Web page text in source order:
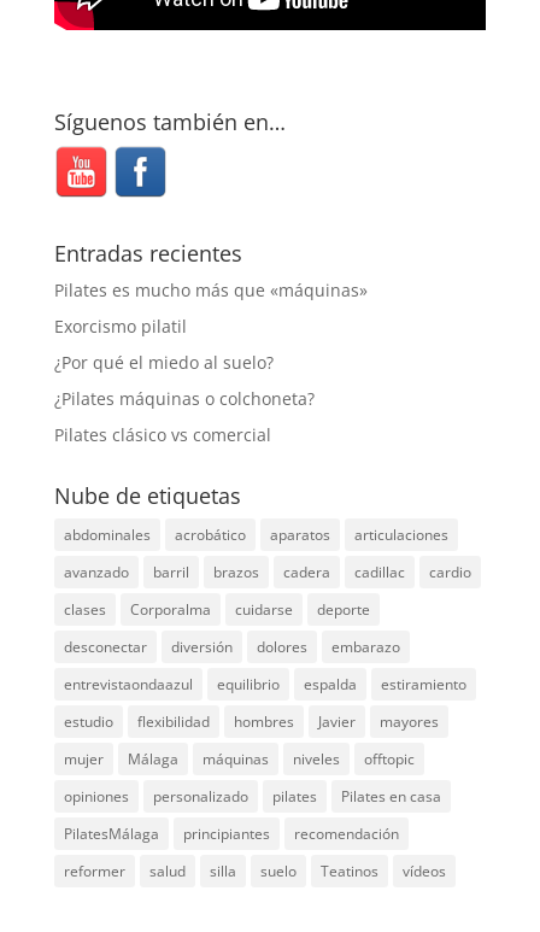
Síguenos también en…
Entradas recientes
Pilates es mucho más que «máquinas»
Exorcismo pilatil
¿Por qué el miedo al suelo?
¿Pilates máquinas o colchoneta?
Pilates clásico vs comercial
Nube de etiquetas
abdominales acrobático aparatos
articulaciones
avanzado
barril brazos cadera cadillac
cardio
clases
Corporalma cuidarse
deporte
desconectar
diversión dolores
embarazo
entrevistaondaazul
equilibrio espalda
estiramiento
estudio
flexibilidad hombres Javier
mayores
mujer
Málaga máquinas niveles
offtopic
opiniones
personalizado pilates
Pilates en casa
PilatesMálaga
principiantes
recomendación
reformer
salud silla suelo Teatinos vídeos